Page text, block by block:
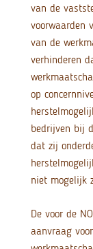
van de
voorwaarden
van de
verhinderen
op
bedrijven bij
dat zij
niet mogelijk
De voor de
aanvraag